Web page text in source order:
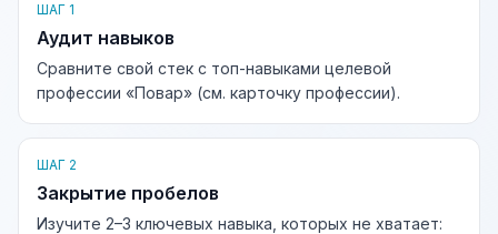
ШАГ 1
Аудит навыков
Сравните свой стек с топ-навыками целевой
профессии «Повар» (см. карточку профессии).
ШАГ 2
Закрытие пробелов
Изучите 2–3 ключевых навыка, которых не хватает: